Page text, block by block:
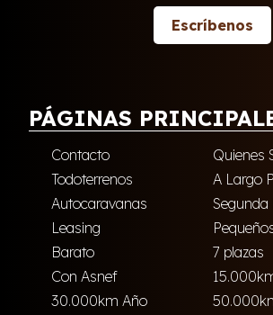
Escríbenos
PÁGINAS
Contacto
Quienes
Todoterrenos
A Largo
Autocaravanas
Segunda
Leasing
Barato
7 plazas
Con Asnef
30.000km Año